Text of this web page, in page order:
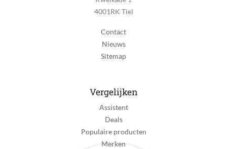
4001RK Tiel
Contact
Nieuws
Sitemap
Vergelijken
Assistent
Deals
Populaire producten
Merken